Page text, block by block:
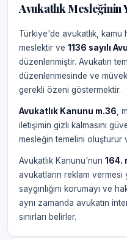
Avukatlık Mesleğinin
Türkiye'de avukatlık,
meslektir ve 1136 sayılı
düzenlenmiştir. Avukatın
düzenlenmesinde ve
gerekli özeni göstermektir.
Avukatlık Kanunu m.36 ,
iletişimin gizli kalmasını
mesleğin temelini oluşturur
Avukatlık Kanunu'nun 164.
avukatların reklam vermesi
saygınlığını korumayı ve
aynı zamanda avukatın
sınırları belirler.